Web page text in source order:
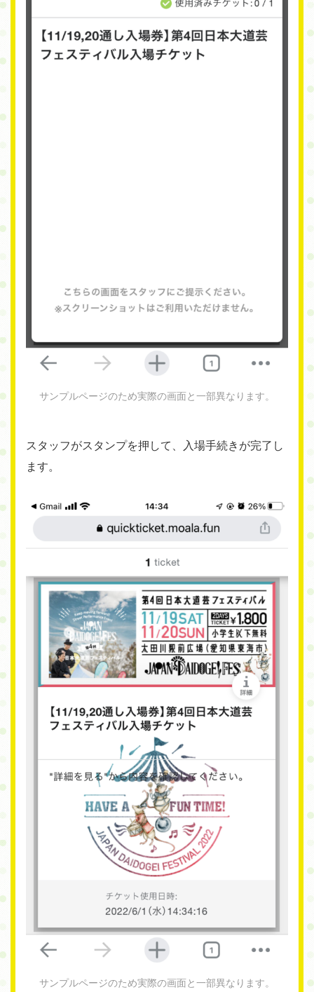
サンプルページのため実際の画面と一部異なります。
スタッフがスタンプを押して、入場手続きが完了し
ます。
サンプルページのため実際の画面と一部異なります。